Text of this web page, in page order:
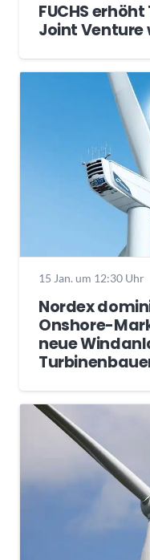
FUCHS
Joint Venture
15 Jan. um 12:30 Uhr
Nordex
Onshore-
neue